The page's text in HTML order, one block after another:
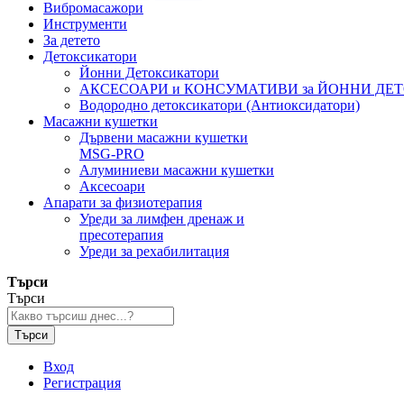
Вибромасажори
Инструменти
За детето
Детоксикатори
Йонни Детоксикатори
АКСЕСОАРИ и КОНСУМАТИВИ за ЙОННИ
Водородно детоксикатори (Антиоксидатори)
Масажни кушетки
Дървени масажни кушетки
MSG-PRO
Алуминиеви масажни кушетки
Аксесоари
Апарати за физиотерапия
Уреди за лимфен дренаж и
пресотерапия
Уреди за рехабилитация
Търси
Търси
Търси
Вход
Регистрация